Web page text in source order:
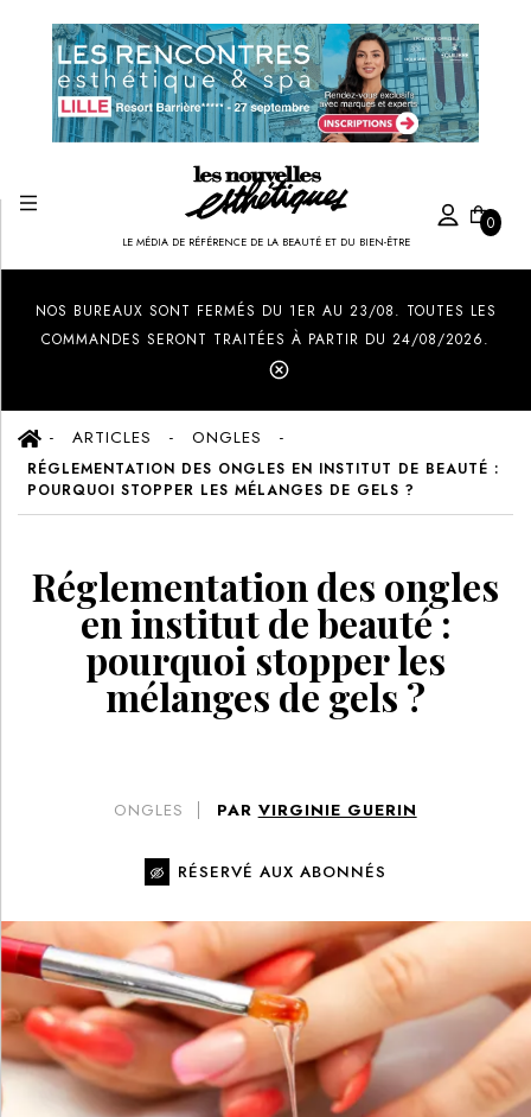
LE MÉDIA DE RÉFÉRENCE DE LA BEAUTÉ ET DU BIEN-ÊTRE
0
NOS BUREAUX SONT FERMÉS DU 1ER AU 23/08. TOUTES LES
COMMANDES SERONT TRAITÉES À PARTIR DU 24/08/2026.
ARTICLES ONGLES
RÉGLEMENTATION DES ONGLES EN INSTITUT DE BEAUTÉ :
POURQUOI STOPPER LES MÉLANGES DE GELS ?
Réglementation des ongles
en institut de beauté :
pourquoi stopper les
mélanges de gels ?
ONGLES PAR VIRGINIE GUERIN
RÉSERVÉ AUX ABONNÉS